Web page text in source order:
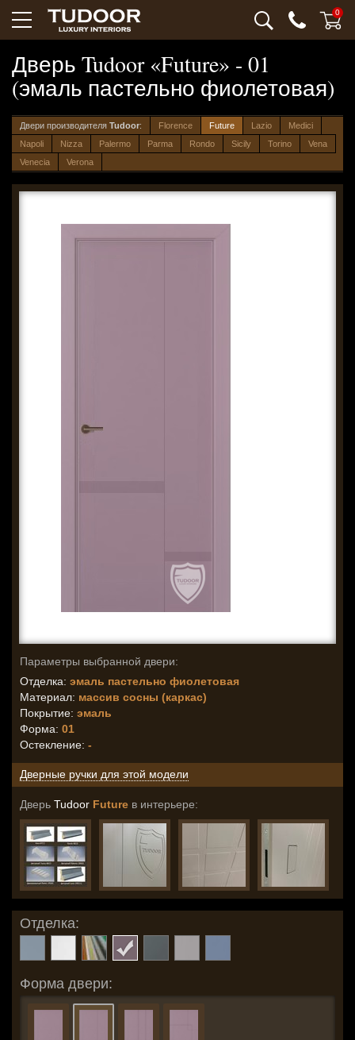
0
Дверь Tudoor «Future» - 01
(эмаль пастельно фиолетовая)
Двери производителя Tudoor: Florence Future Lazio
Medici
Napoli
Nizza Palermo Parma Rondo Sicily Torino
Vena
Venecia
Verona
Параметры выбранной двери:
Отделка: эмаль пастельно фиолетовая
Материал: массив сосны (каркас)
Покрытие: эмаль
Форма: 01
Остекление: -
Дверные ручки для этой модели
Дверь Tudoor Future в интерьере:
Отделка:
Форма двери: